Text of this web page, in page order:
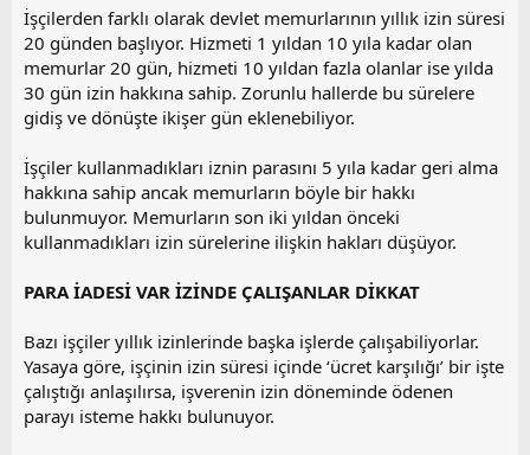
İşçilerden farklı olarak devlet memurlarının yıllık izin süresi
20 günden başlıyor. Hizmeti 1 yıldan 10 yıla kadar olan
memurlar 20 gün, hizmeti 10 yıldan fazla olanlar ise yılda
30 gün izin hakkına sahip. Zorunlu hallerde bu sürelere
gidiş ve dönüşte ikişer gün eklenebiliyor.
İşçiler kullanmadıkları iznin parasını 5 yıla kadar geri alma
hakkına sahip ancak memurların böyle bir hakkı
bulunmuyor. Memurların son iki yıldan önceki
kullanmadıkları izin sürelerine ilişkin hakları düşüyor.
PARA İADESİ VAR İZİNDE ÇALIŞANLAR DİKKAT
Bazı işçiler yıllık izinlerinde başka işlerde çalışabiliyorlar.
Yasaya göre, işçinin izin süresi içinde ‘ücret karşılığı’ bir işte
çalıştığı anlaşılırsa, işverenin izin döneminde ödenen
parayı isteme hakkı bulunuyor.